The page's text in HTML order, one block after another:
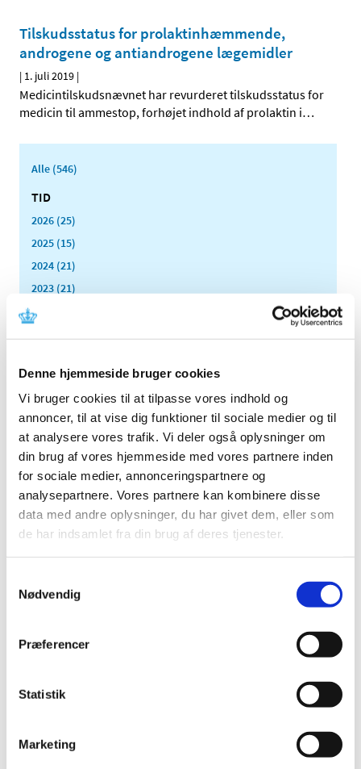
Denne hjemmeside bruger cookies
Vi bruger cookies til at tilpasse vores indhold og
annoncer, til at vise dig funktioner til sociale medier og til
at analysere vores trafik. Vi deler også oplysninger om
din brug af vores hjemmeside med vores partnere inden
for sociale medier, annonceringspartnere og
analysepartnere. Vores partnere kan kombinere disse
data med andre oplysninger, du har givet dem, eller som
de har indsamlet fra din brug af deres tjenester.
Nødvendig
Præferencer
Statistik
Marketing
Tilskudsstatus for prolaktinhæmmende,
androgene og antiandrogene lægemidler
| 1. juli 2019 |
Medicintilskudsnævnet har revurderet tilskudsstatus for
medicin til ammestop, forhøjet indhold af prolaktin i…
Alle (546)
TID
2026 (25)
2025 (15)
2024 (21)
2023 (21)
2022 (11)
2019 (44)
december (6)
november (5)
oktober (7)
september (2)
august (4)
juli (2)
marts (3)
2018 (46)
2016 (48)
2014 (44)